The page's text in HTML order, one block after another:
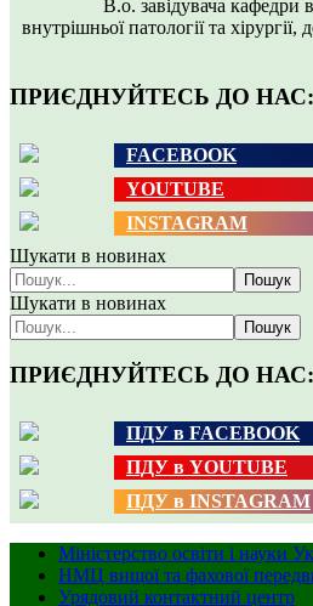
В.о. завідувача кафедри
внутрішньої патології та
ПРИЄДНУЙТЕСЬ ДО НАС:
FACEBOOK
YOUTUBE
INSTAGRAM
Шукати в новинах
Пошук
Шукати в новинах
Пошук
ПРИЄДНУЙТЕСЬ ДО НАС:
ПДУ в FACEBOOK
ПДУ в YOUTUBE
ПДУ в INSTAGRAM
Міністерство освіти і науки
НМЦ вищої та фахової
Урядовий контактний центр